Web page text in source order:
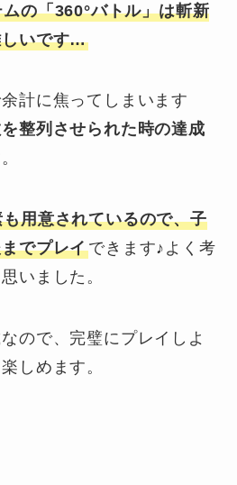
の「360°バトル」は斬新
しいです…
計に焦ってしまいます
整列させられた時の達成
用意されているので、子
でプレイできます♪よく考
いました。
ので、完璧にプレイしよ
しめます。